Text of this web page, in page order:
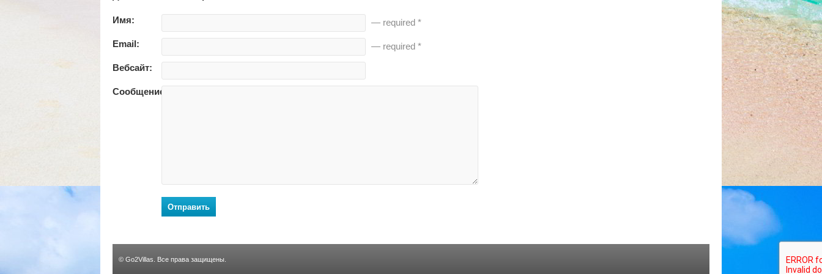
Имя: — required *
Email: — required *
Вебсайт:
Сообщение:
Отправить
© Go2Villas . Все права защищены.